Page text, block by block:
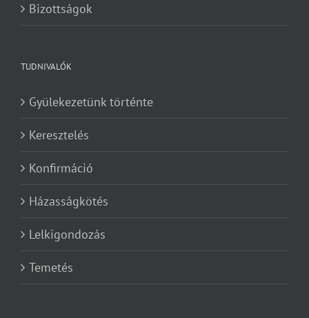
Bizottságok
TUDNIVALÓK
Gyülekezetünk történte
Keresztelés
Konfirmáció
Házasságkötés
Lelkigondozás
Temetés